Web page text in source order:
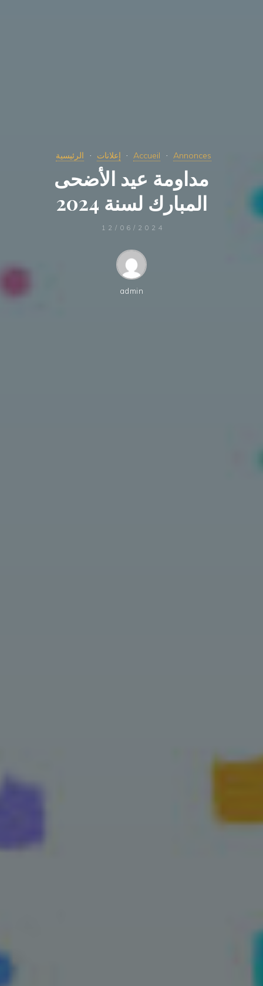
Accueil Annonces إعلانات الرئيسية
مداومة عيد الأضحى
المبارك لسنة 2024
12/06/2024
admin